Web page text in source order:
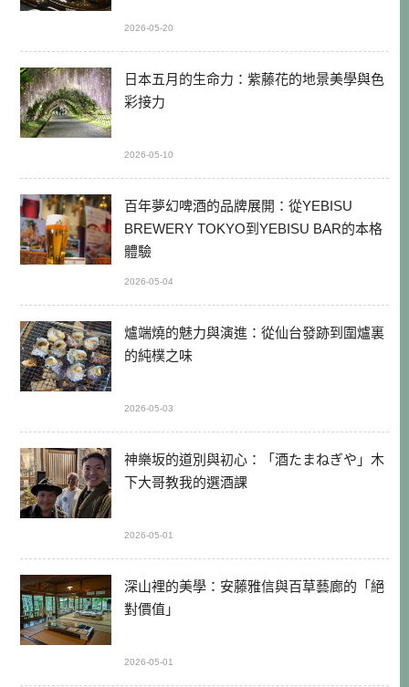
2026-05-20
日本五月的生命力：紫藤花的地景美學與色
彩接力
2026-05-10
百年夢幻啤酒的品牌展開：從YEBISU
BREWERY TOKYO到YEBISU BAR的本格
體驗
2026-05-04
爐端燒的魅力與演進：從仙台發跡到圍爐裏
的純樸之味
2026-05-03
神樂坂的道別與初心：「酒たまねぎや」木
下大哥教我的選酒課
2026-05-01
深山裡的美學：安藤雅信與百草藝廊的「絕
對價值」
2026-05-01